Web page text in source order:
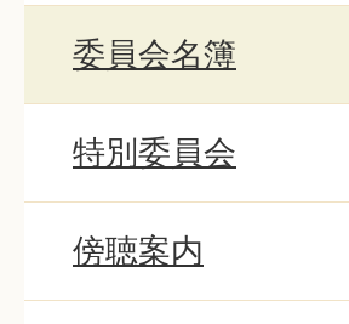
委員会名簿
特別委員会
傍聴案内